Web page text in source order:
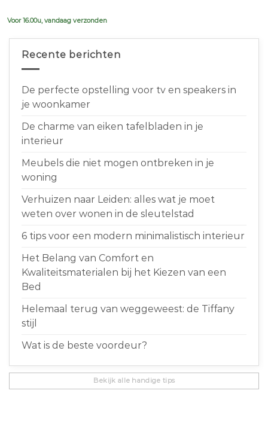
Voor 16.00u, vandaag verzonden
Recente berichten
De perfecte opstelling voor tv en speakers in
je woonkamer
De charme van eiken tafelbladen in je
interieur
Meubels die niet mogen ontbreken in je
woning
Verhuizen naar Leiden: alles wat je moet
weten over wonen in de sleutelstad
6 tips voor een modern minimalistisch interieur
Het Belang van Comfort en
Kwaliteitsmaterialen bij het Kiezen van een
Bed
Helemaal terug van weggeweest: de Tiffany
stijl
Wat is de beste voordeur?
Bekijk alle handige tips